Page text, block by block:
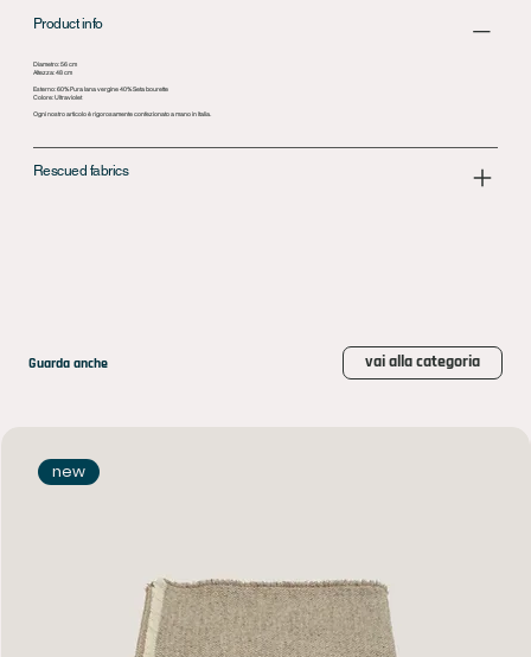
Product info
Diametro: 56 cm
Altezza: 48 cm
Esterno: 60% Pura lana vergine 40% Seta bourette
Colore: Ultraviolet
Ogni nostro articolo è rigorosamente confezionato a mano in Italia.
Rescued fabrics
Guarda anche vai alla categoria
new